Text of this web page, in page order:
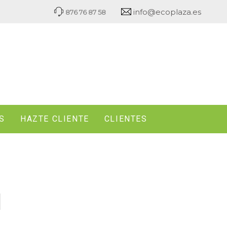
876 76 87 58 info@ecoplaza.es
HAZTE CLIENTE CLIENTES